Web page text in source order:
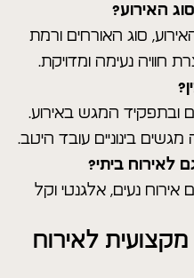
האירוע?
סוג האורחים ורמת
חוויה נעימה ומדויקת.
ובתפקיד המגש באירוע.
בינוניים עובד היטב.
לאירוח ביתי?
נעים, אלגנטי וקל
לאירוח